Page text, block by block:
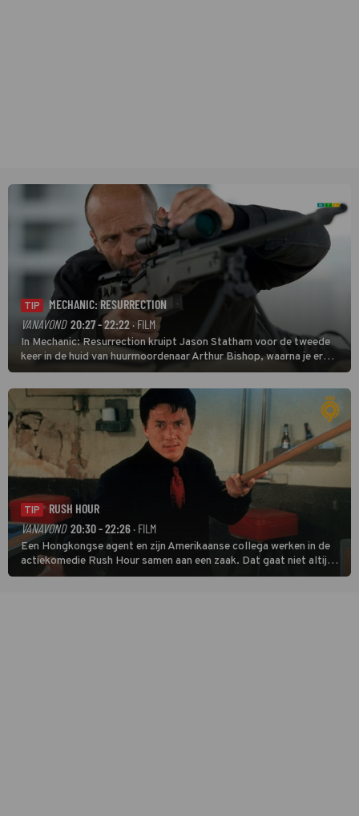
TIP
MECHANIC: RESURRECTION
VANAVOND 20:27 - 22:22· FILM
In Mechanic: Resurrection kruipt Jason Statham voor de tweede
keer in de huid van huurmoordenaar Arthur Bishop, waarna je er
donder op kunt zeggen dat er van Bishops geplande pensioen niet
veel terechtkomt.
TIP
RUSH HOUR
VANAVOND 20:30 - 22:26 · FILM
Een Hongkongse agent en zijn Amerikaanse collega werken in de
actiekomedie Rush Hour samen aan een zaak. Dat gaat niet altijd
van een leien dakje.